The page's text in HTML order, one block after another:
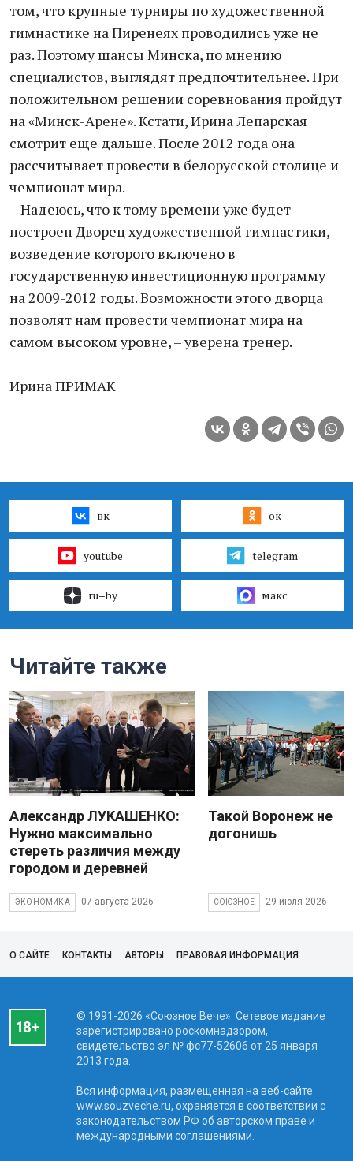
том, что крупные турниры по художественной
гимнастике на Пиренеях проводились уже не
раз. Поэтому шансы Минска, по мнению
специалистов, выглядят предпочтительнее. При
положительном решении соревнования пройдут
на «Минск-Арене». Кстати, Ирина Лепарская
смотрит еще дальше. После 2012 года она
рассчитывает провести в белорусской столице и
чемпионат мира.
– Надеюсь, что к тому времени уже будет
построен Дворец художественной гимнастики,
возведение которого включено в
государственную инвестиционную программу
на 2009-2012 годы. Возможности этого дворца
позволят нам провести чемпионат мира на
самом высоком уровне, – уверена тренер.
Ирина ПРИМАК
вк ок
youtube telegram
ru–by макс
Читайте также
Александр ЛУКАШЕНКО:
Нужно максимально
стереть различия между
городом и деревней
ЭКОНОМИКА 07 августа 2026
Такой Воронеж не
догонишь
СОЮЗНОЕ 29 июля 2026
О САЙТЕ КОНТАКТЫ АВТОРЫ ПРАВОВАЯ ИНФОРМАЦИЯ
© 1991-2026 «Союзное Вече». Сетевое издание
зарегистрировано роскомнадзором,
свидетельство эл № фc77-52606 от 25 января
2013 года.
Вся информация, размещенная на веб-сайте
www.souzveche.ru, охраняется в соответствии с
законодательством РФ об авторском праве и
международными соглашениями.